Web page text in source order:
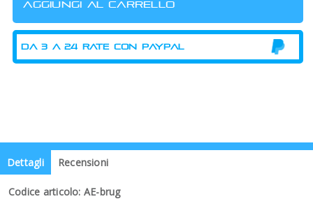
Dettagli Recensioni
Codice articolo: AE-brug